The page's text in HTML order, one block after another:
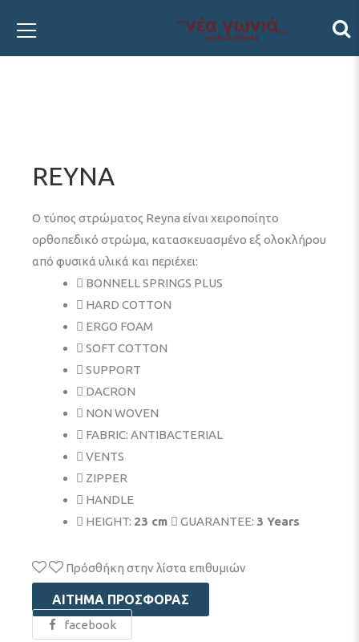
REYNA
Ο τύπος στρώματος Reyna είναι χειροποίητο
ορθοπεδικό στρώμα, κατασκευασμένο εξ ολοκλήρου
από φυσικά υλικά και περιέχει:
BONNELL SPRINGS PLUS
HARD COTTON
ERGO FOAM
SOFT COTTON
SUPPORT
DACRON
NON WOVEN
FABRIC: ANTIBACTERIAL
VENTS
ZIPPER
HANDLE
HEIGHT: 23 cm GUARANTEE: 3 Years
Πρόσθήκη στην λίστα επιθυμιών
ΑΊΤΗΜΑ ΠΡΟΣΦΟΡΆΣ
facebook